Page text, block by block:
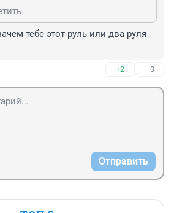
тебе этот руль или два руля
+2 –0
Отправить